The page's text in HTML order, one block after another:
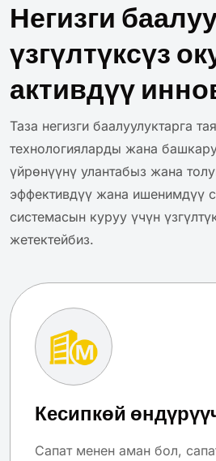
Негизги
үзгүлтүксүз
активдүү
Таза негизги баалуулуктарга
технологияларды жана
үйрөнүүнү улантабыз жана
эффективдүү жана ишенимдүү
системасын куруу үчүн
жетектейбиз.
Кесипкөй
Сапат менен аман бол, сапат